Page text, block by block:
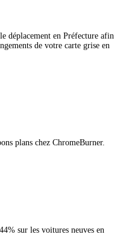
déplacement en Préfecture afin
de votre carte grise en
plans chez ChromeBurner.
sur les voitures neuves en